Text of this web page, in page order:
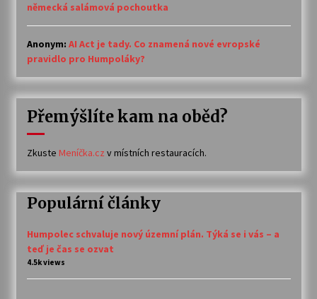
německá salámová pochoutka
Anonym: AI Act je tady. Co znamená nové evropské
pravidlo pro Humpoláky?
Přemýšlíte kam na oběd?
Zkuste Meníčka.cz v místních restauracích.
Populární články
Humpolec schvaluje nový územní plán. Týká se i vás – a
teď je čas se ozvat
4.5k views